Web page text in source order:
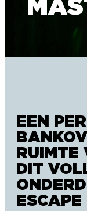
EEN
RUIMTE
DIT